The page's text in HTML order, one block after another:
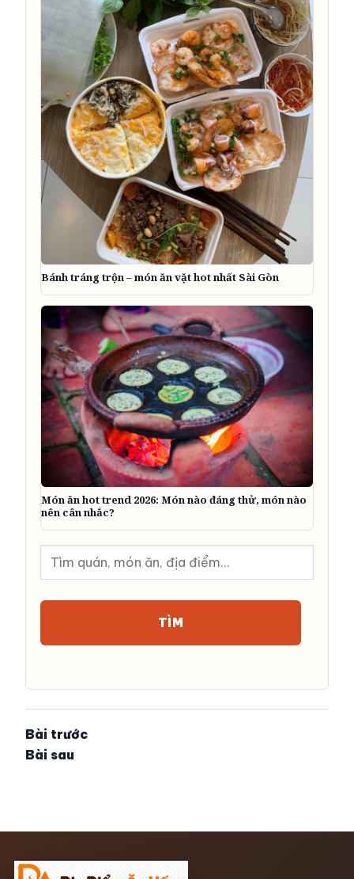
Bánh tráng trộn – món ăn vặt hot nhất Sài Gòn
Món ăn hot trend 2026: Món nào đáng thử, món nào
nên cân nhắc?
kiếm
TÌM
Bài trước
Bài sau